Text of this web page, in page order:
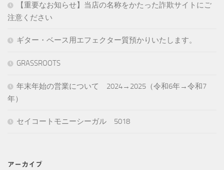
【重要なお知らせ】当店の名称をかたった詐欺サイトにご
注意ください
ギター・ベース用エフェクター質預かりいたします。
GRASSROOTS
年末年始の営業について 2024→2025（令和6年→令和7
年）
セイコートモニーシーガル 5018
アーカイブ